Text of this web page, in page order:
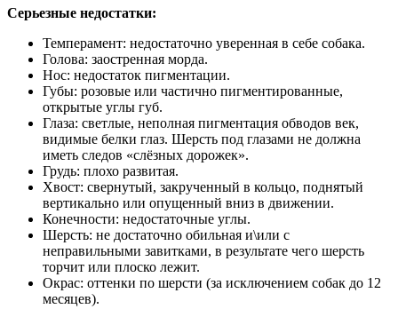
Серьезные недостатки:
Темперамент: недостаточно уверенная в себе собака.
Голова: заостренная морда.
Нос: недостаток пигментации.
Губы: розовые или частично пигментированные,
открытые углы губ.
Глаза: светлые, неполная пигментация обводов век,
видимые белки глаз. Шерсть под глазами не должна
иметь следов «слёзных дорожек».
Грудь: плохо развитая.
Хвост: свернутый, закрученный в кольцо, поднятый
вертикально или опущенный вниз в движении.
Конечности: недостаточные углы.
Шерсть: не достаточно обильная и\или с
неправильными завитками, в результате чего шерсть
торчит или плоско лежит.
Окрас: оттенки по шерсти (за исключением собак до 12
месяцев).